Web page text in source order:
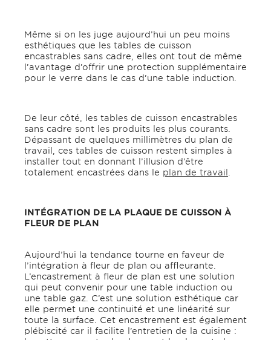
Même si on les juge aujourd’hui un peu moins
esthétiques que les tables de cuisson
encastrables sans cadre, elles ont tout de même
l’avantage d’offrir une protection supplémentaire
pour le verre dans le cas d’une table induction.
De leur côté, les tables de cuisson encastrables
sans cadre sont les produits les plus courants.
Dépassant de quelques millimètres du plan de
travail, ces tables de cuisson restent simples à
installer tout en donnant l’illusion d’être
totalement encastrées dans le plan de travail
INTÉGRATION DE LA PLAQUE DE CUISSON À
FLEUR DE PLAN
Aujourd’hui la tendance tourne en faveur de
l’intégration à fleur de plan ou affleurante.
L’encastrement à fleur de plan est une solution
qui peut convenir pour une table induction ou
une table gaz. C’est une solution esthétique car
elle permet une continuité et une linéarité sur
toute la surface. Cet encastrement est également
plébiscité car il facilite l’entretien de la cuisine :